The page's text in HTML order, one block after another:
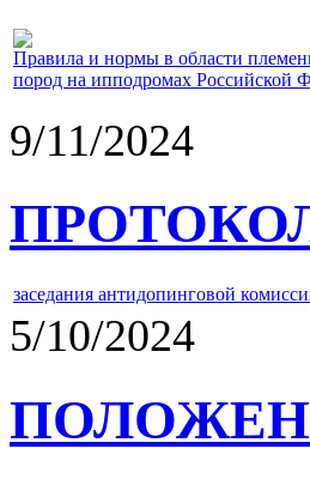
Правила и нормы в области
пород на ипподромах Российской
9/11/2024
заседания антидопинговой
5/10/2024